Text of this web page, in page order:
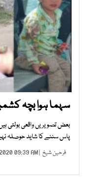
سہما ہوا بچہ
بعض تصویریں واقعی بولتی
پاس سننے کا شاید حوصلہ
فرحین شیخ | JUL 03, 2020 09:39 AM |